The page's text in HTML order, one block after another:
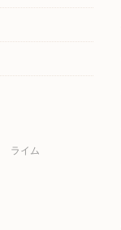
ライム